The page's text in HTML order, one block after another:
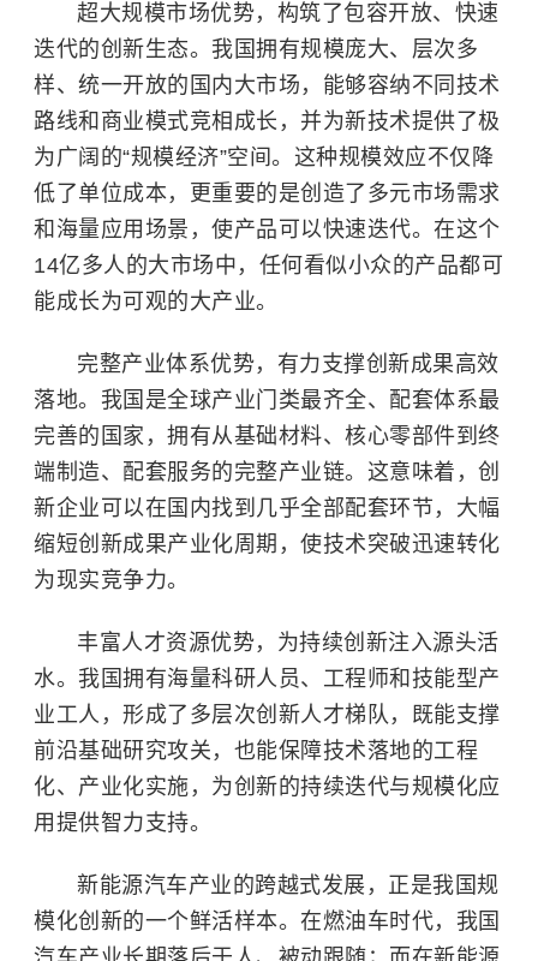
超大规模市场优势，构筑了包容开放、快速
迭代的创新生态。我国拥有规模庞大、层次多
样、统一开放的国内大市场，能够容纳不同技术
路线和商业模式竞相成长，并为新技术提供了极
为广阔的“规模经济”空间。这种规模效应不仅降
低了单位成本，更重要的是创造了多元市场需求
和海量应用场景，使产品可以快速迭代。在这个
14亿多人的大市场中，任何看似小众的产品都可
能成长为可观的大产业。
完整产业体系优势，有力支撑创新成果高效
落地。我国是全球产业门类最齐全、配套体系最
完善的国家，拥有从基础材料、核心零部件到终
端制造、配套服务的完整产业链。这意味着，创
新企业可以在国内找到几乎全部配套环节，大幅
缩短创新成果产业化周期，使技术突破迅速转化
为现实竞争力。
丰富人才资源优势，为持续创新注入源头活
水。我国拥有海量科研人员、工程师和技能型产
业工人，形成了多层次创新人才梯队，既能支撑
前沿基础研究攻关，也能保障技术落地的工程
化、产业化实施，为创新的持续迭代与规模化应
用提供智力支持。
新能源汽车产业的跨越式发展，正是我国规
模化创新的一个鲜活样本。在燃油车时代，我国